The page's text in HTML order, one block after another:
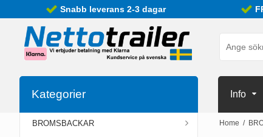
Snabb leverans 2-3 dagar
Info
Kategorier
BROMSBACKAR Home /